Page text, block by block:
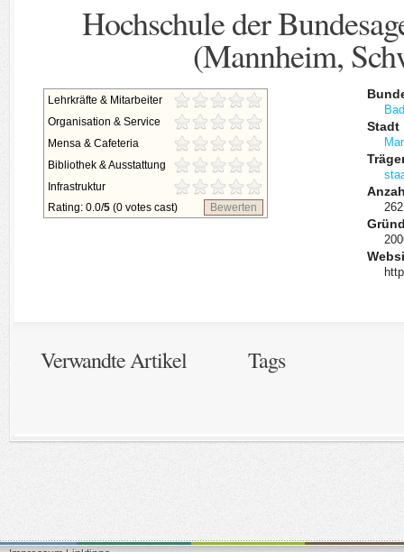
Hochschule der
(Mannheim,
Lehrkräfte & Mitarbeiter
Organisation & Service
Mensa & Cafeteria
Bibliothek & Ausstattung
Infrastruktur
Rating: 0.0/5 (0 votes cast) Bewerten
Stadt
Verwandte Artikel Tags